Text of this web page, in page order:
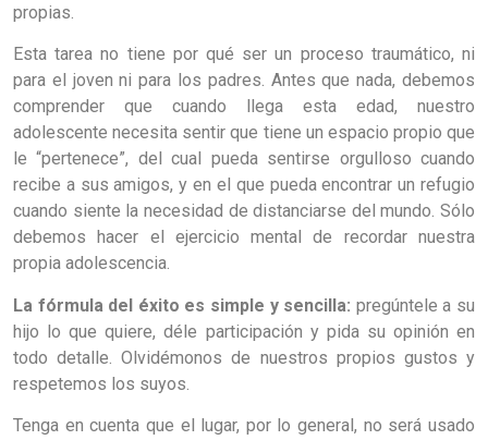
propias.
Esta tarea no tiene por qué ser un proceso traumático, ni
para el joven ni para los padres. Antes que nada, debemos
comprender que cuando llega esta edad, nuestro
adolescente necesita sentir que tiene un espacio propio que
le “pertenece”, del cual pueda sentirse orgulloso cuando
recibe a sus amigos, y en el que pueda encontrar un refugio
cuando siente la necesidad de distanciarse del mundo. Sólo
debemos hacer el ejercicio mental de recordar nuestra
propia adolescencia.
La fórmula del éxito es simple y sencilla: pregúntele a su
hijo lo que quiere, déle participación y pida su opinión en
todo detalle. Olvidémonos de nuestros propios gustos y
respetemos los suyos.
Tenga en cuenta que el lugar, por lo general, no será usado